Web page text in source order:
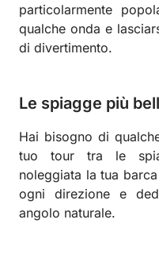
particolarmente
qualche onda e
di divertimento.
Le spiagge più
Hai bisogno di
tuo tour tra le
noleggiata la tua
ogni direzione e
angolo naturale.